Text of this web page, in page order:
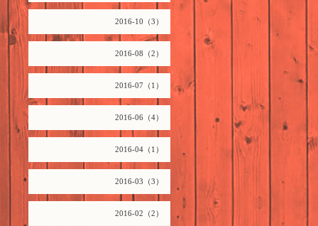
2016-10（3）
2016-08（2）
2016-07（1）
2016-06（4）
2016-04（1）
2016-03（3）
2016-02（2）